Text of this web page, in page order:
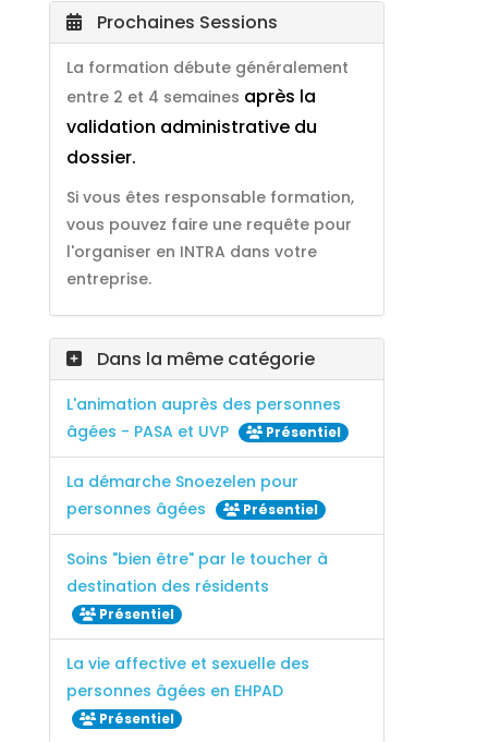
Prochaines Sessions
La formation débute généralement
entre 2 et 4 semaines après la
validation administrative du
dossier.
Si vous êtes responsable formation,
vous pouvez faire une requête pour
l'organiser en INTRA dans votre
entreprise.
Dans la même catégorie
L'animation auprès des personnes
âgées - PASA et UVP
Présentiel
La démarche Snoezelen pour
personnes âgées
Présentiel
Soins "bien être" par le toucher à
destination des résidents
Présentiel
La vie affective et sexuelle des
personnes âgées en EHPAD
Présentiel